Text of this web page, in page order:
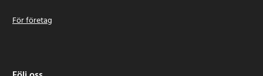
För företag